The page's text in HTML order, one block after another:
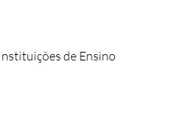
de Ensino